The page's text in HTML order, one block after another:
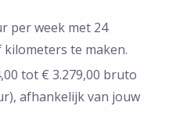
per week met 24
te maken.
tot € 3.279,00 bruto
afhankelijk van jouw